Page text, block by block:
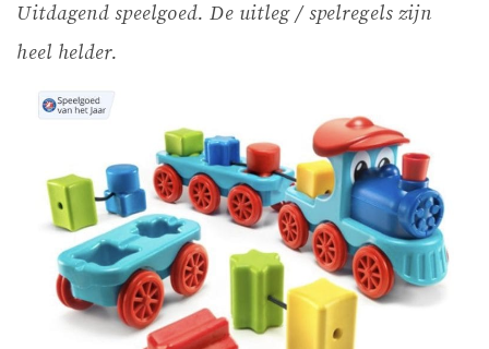
Uitdagend speelgoed. De uitleg / spelregels zijn
heel helder.